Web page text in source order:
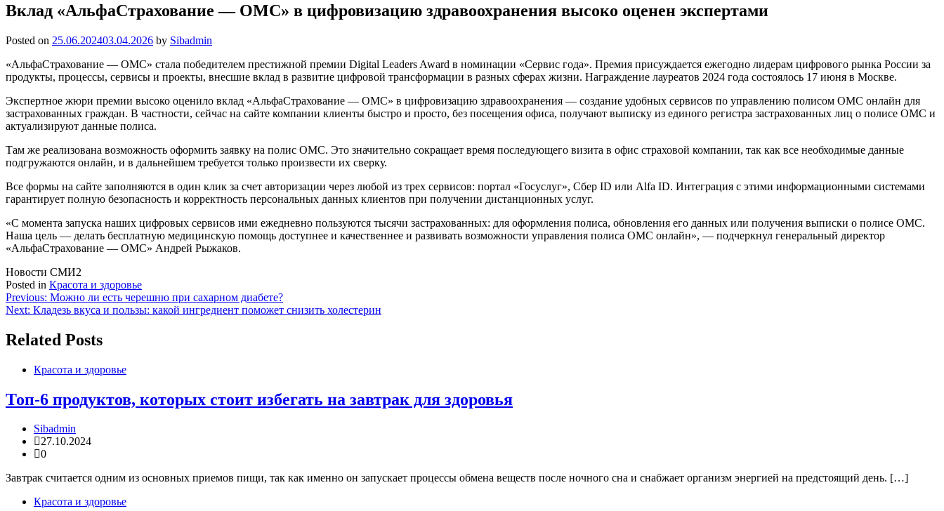
Вклад «АльфаСтрахование — ОМС» в цифровизацию здравоохранения высоко оценен экспертами
Posted on 25.06.202403.04.2026 by Sibadmin
«АльфаСтрахование — ОМС» стала победителем престижной премии Digital Leaders Award в номинации «Сервис года». Премия присуждается ежегодно лидерам цифрового рынка России за
продукты, процессы, сервисы и проекты, внесшие вклад в развитие цифровой трансформации в разных сферах жизни. Награждение лауреатов 2024 года состоялось 17 июня в Москве.
Экспертное жюри премии высоко оценило вклад «АльфаСтрахование — ОМС» в цифровизацию здравоохранения — создание удобных сервисов по управлению полисом ОМС онлайн для
застрахованных граждан. В частности, сейчас на сайте компании клиенты быстро и просто, без посещения офиса, получают выписку из единого регистра застрахованных лиц о полисе ОМС и
актуализируют данные полиса.
Там же реализована возможность оформить заявку на полис ОМС. Это значительно сокращает время последующего визита в офис страховой компании, так как все необходимые данные
подгружаются онлайн, и в дальнейшем требуется только произвести их сверку.
Все формы на сайте заполняются в один клик за счет авторизации через любой из трех сервисов: портал «Госуслуг», Сбер ID или Alfa ID. Интеграция с этими информационными системами
гарантирует полную безопасность и корректность персональных данных клиентов при получении дистанционных услуг.
«С момента запуска наших цифровых сервисов ими ежедневно пользуются тысячи застрахованных: для оформления полиса, обновления его данных или получения выписки о полисе ОМС.
Наша цель — делать бесплатную медицинскую помощь доступнее и качественнее и развивать возможности управления полиса ОМС онлайн», — подчеркнул генеральный директор
«АльфаСтрахование — ОМС» Андрей Рыжаков.
Новости СМИ2
Posted in Красота и здоровье
Навигация
по
записям
Previous: Можно ли есть черешню при сахарном диабете?
Next: Кладезь вкуса и пользы: какой ингредиент поможет снизить холестерин
Related Posts
Красота и здоровье
Топ-6 продуктов, которых стоит избегать на завтрак для здоровья
Sibadmin
27.10.2024
0
Завтрак считается одним из основных приемов пищи, так как именно он запускает процессы обмена веществ после ночного сна и снабжает организм энергией на предстоящий день. […]
Красота и здоровье